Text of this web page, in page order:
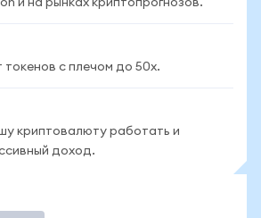
и на рынках криптопрогнозов.
токенов с плечом до 50x.
криптовалюту работать и
доход.